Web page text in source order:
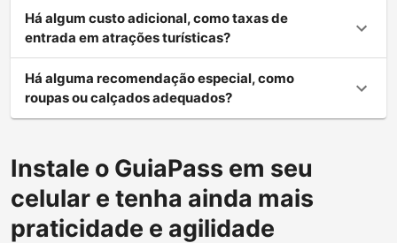
Há algum custo adicional, como taxas de
entrada em atrações turísticas?
Há alguma recomendação especial, como
roupas ou calçados adequados?
Instale o GuiaPass em seu
celular e tenha ainda mais
praticidade e agilidade